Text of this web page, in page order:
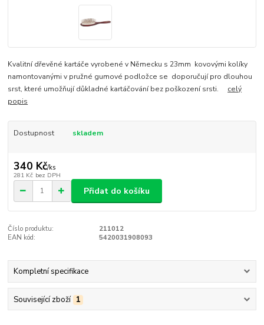
Kvalitní dřevěné kartáče vyrobené v Německu s 23mm kovovými kolíky
namontovanými v pružné gumové podložce se doporučují pro dlouhou
srst, které umožňují důkladné kartáčování bez poškození srsti. celý
popis
Dostupnost skladem
340 Kč/ks
281 Kč bez DPH
Přidat do košíku
Číslo produktu:
211012
EAN kód:
5420031908093
Kompletní specifikace
Související zboží 1